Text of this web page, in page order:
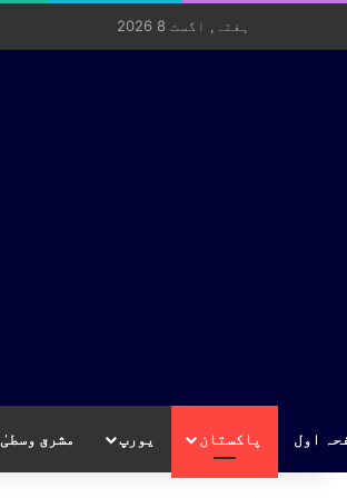
ہفتہ, اگست 8 2026
اول پاکستان یورپ مشرق وسطیٰ